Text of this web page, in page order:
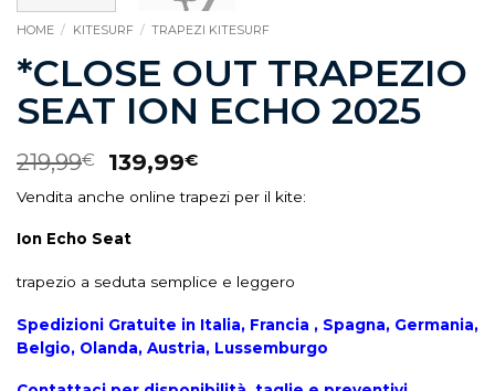
HOME / KITESURF / TRAPEZI KITESURF
*CLOSE OUT TRAPEZIO
SEAT ION ECHO 2025
219,99€ 139,99€
Vendita anche online trapezi per il kite:
Ion Echo Seat
trapezio a seduta semplice e leggero
Spedizioni Gratuite in Italia, Francia , Spagna, Germania,
Belgio, Olanda, Austria, Lussemburgo